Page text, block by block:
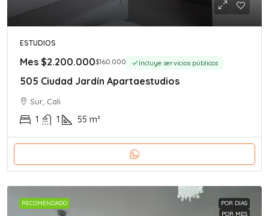
ESTUDIOS
Mes $2.200.000$160.000 Incluye servicios públicos
505 Ciudad Jardín Apartaestudios
Sur, Cali
1 1 55 m²
RECOMENDADO
POR DIAS
POR MES